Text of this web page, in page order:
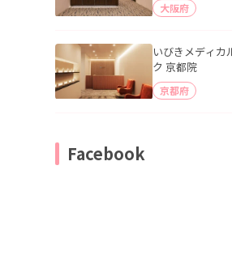
大阪府
いびきメディカ
ク 京都院
京都府
Facebook